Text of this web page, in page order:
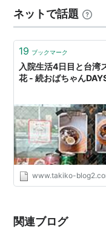
city/31895/ と、言
六丁目から歩いて
ネットで話題
19 ブックマーク
入院生活4日目と台湾
花 - 続おばちゃん
www.takiko-
関連ブログ